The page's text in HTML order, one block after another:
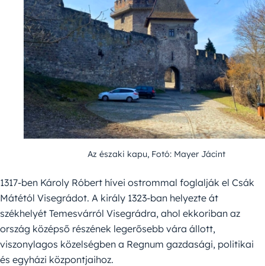
Az északi kapu, Fotó: Mayer Jácint
1317-ben Károly Róbert hívei ostrommal foglalják el Csák
Mátétól Visegrádot. A király 1323-ban helyezte át
székhelyét Temesvárról Visegrádra, ahol ekkoriban az
ország középső részének legerősebb vára állott,
viszonylagos közelségben a Regnum gazdasági, politikai
és egyházi központjaihoz.